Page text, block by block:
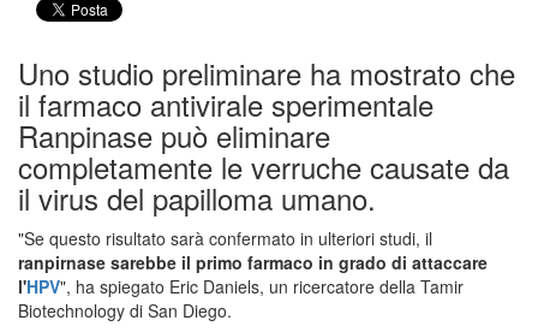
Uno studio preliminare ha mostrato che
il farmaco antivirale sperimentale
Ranpinase può eliminare
completamente le verruche causate da
il virus del papilloma umano.
"Se questo risultato sarà confermato in ulteriori studi, il
ranpirnase sarebbe il primo farmaco in grado di attaccare
l'HPV", ha spiegato Eric Daniels, un ricercatore della Tamir
Biotechnology di San Diego.